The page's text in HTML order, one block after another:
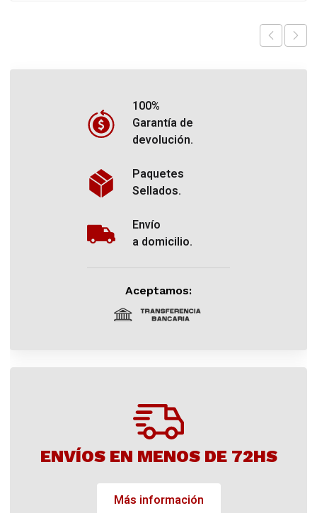
100%
Garantía de
devolución.
Paquetes
Sellados.
Envío
a domicilio.
Aceptamos:
ENVÍOS EN MENOS DE 72HS
Más información